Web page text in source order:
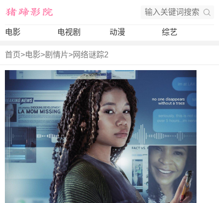
电影 电视剧 动漫 综艺
首页>电影>剧情片>网络谜踪2